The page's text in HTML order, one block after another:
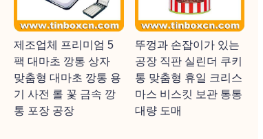
제조업체 프리미엄 5
팩 대마초 깡통 상자
맞춤형 대마초 깡통 용
기 사전 롤 꽃 금속 깡
통 포장 공장
뚜껑과 손잡이가 있는
공장 직판 실린더 쿠키
통 맞춤형 휴일 크리스
마스 비스킷 보관 통통
대량 도매